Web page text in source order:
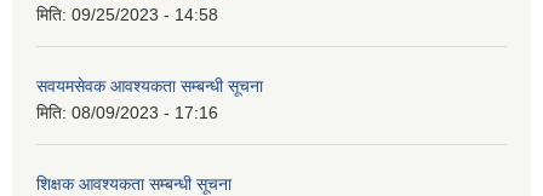
मिति: 09/25/2023 - 14:58
सवयमसेवक आवश्यकता सम्बन्धी सूचना
मिति: 08/09/2023 - 17:16
शिक्षक आवश्यकता सम्बन्धी सूचना